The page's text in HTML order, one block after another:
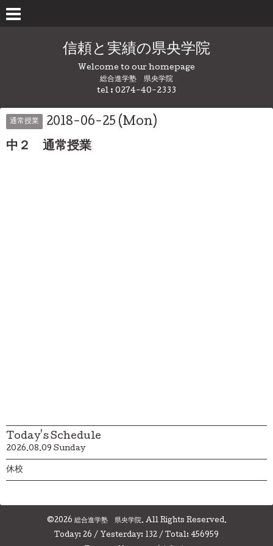
信頼と実績の県央学院
Welcome to our homepage
総合進学塾 県央学院
tel : 0274-40-2333
通常授業 2018-06-25 (Mon)
中２ 通常授業
Today's Schedule
2026.08.09 Sunday
休校
©2026 総合進学塾 県央学院. All Rights Reserved.
Today: 26 / Yesterday: 132 / Total: 456959